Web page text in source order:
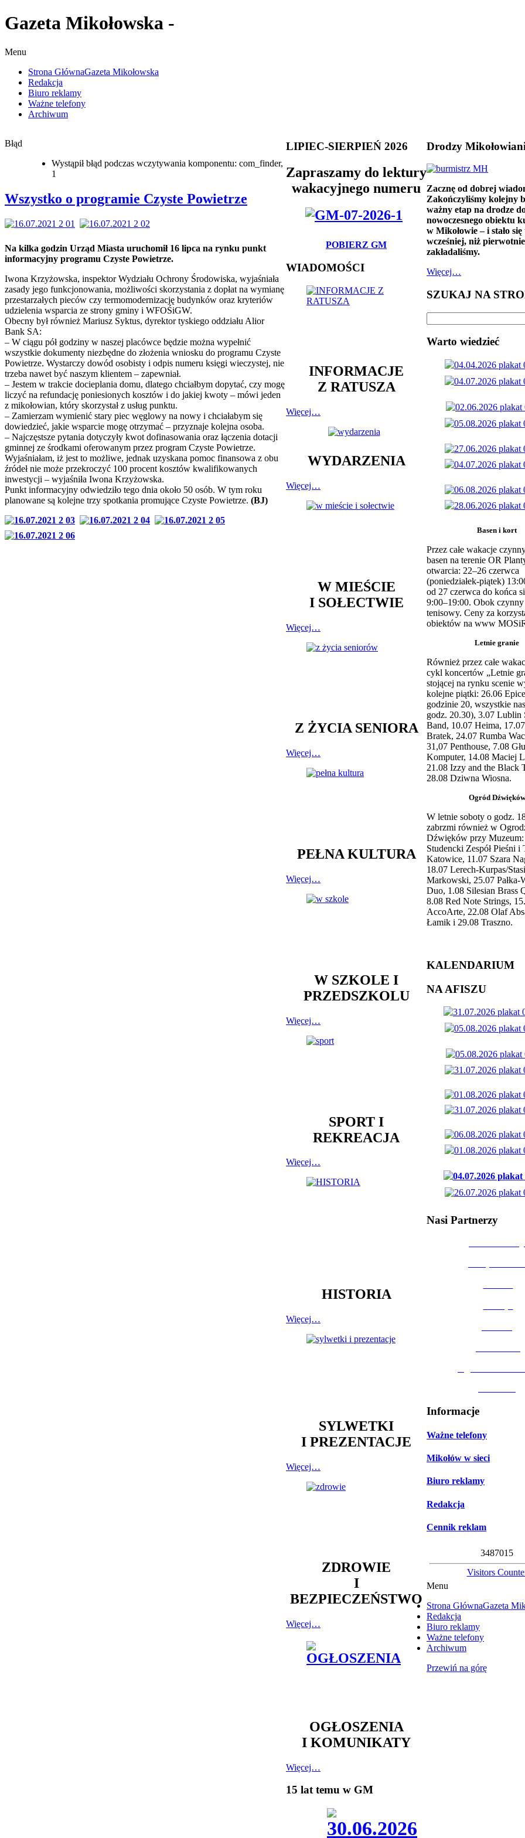
Gazeta Mikołowska -
Menu
Strona GłównaGazeta Mikołowska
Redakcja
Biuro reklamy
Ważne telefony
Archiwum
Błąd
Wystąpił błąd podczas wczytywania komponentu: com_finder,
1
Wszystko o programie Czyste Powietrze
Na kilka godzin Urząd Miasta uruchomił 16 lipca na rynku punkt
informacyjny programu Czyste Powietrze.
Iwona Krzyżowska, inspektor Wydziału Ochrony Środowiska, wyjaśniała
zasady jego funkcjonowania, możliwości skorzystania z dopłat na wymianę
przestarzałych pieców czy termomodernizację budynków oraz kryteriów
udzielenia wsparcia ze strony gminy i WFOŚiGW.
Obecny był również Mariusz Syktus, dyrektor tyskiego oddziału Alior
Bank SA:
– W ciągu pół godziny w naszej placówce będzie można wypełnić
wszystkie dokumenty niezbędne do złożenia wniosku do programu Czyste
Powietrze. Wystarczy dowód osobisty i odpis numeru księgi wieczystej, nie
trzeba nawet być naszym klientem – zapewniał.
– Jestem w trakcie docieplania domu, dlatego chciałbym dopytać, czy mogę
liczyć na refundację poniesionych kosztów i do jakiej kwoty – mówi jeden
z mikołowian, który skorzystał z usług punktu.
– Zamierzam wymienić stary piec węglowy na nowy i chciałabym się
dowiedzieć, jakie wsparcie mogę otrzymać – przyznaje kolejna osoba.
– Najczęstsze pytania dotyczyły kwot dofinasowania oraz łączenia dotacji
gminnej ze środkami oferowanym przez program Czyste Powietrze.
Wyjaśniałam, iż jest to możliwe, jednak uzyskana pomoc finansowa z obu
źródeł nie może przekroczyć 100 procent kosztów kwalifikowanych
inwestycji – wyjaśniła Iwona Krzyżowska.
Punkt informacyjny odwiedziło tego dnia około 50 osób. W tym roku
planowane są kolejne trzy spotkania promujące Czyste Powietrze. (BJ)
LIPIEC-SIERPIEŃ 2026
Zapraszamy do lektury
wakacyjnego numeru
POBIERZ GM
WIADOMOŚCI
INFORMACJE
Z RATUSZA
Więcej…
WYDARZENIA
Więcej…
W MIEŚCIE
I SOŁECTWIE
Więcej…
Z ŻYCIA SENIORA
Więcej…
PEŁNA KULTURA
Więcej…
W SZKOLE I
PRZEDSZKOLU
Więcej…
SPORT I
REKREACJA
Więcej…
HISTORIA
Więcej…
SYLWETKI
I PREZENTACJE
Więcej…
ZDROWIE
I
BEZPIECZEŃSTWO
Więcej…
OGŁOSZENIA
I KOMUNIKATY
Więcej…
15 lat temu w GM
Drodzy
Zacznę od dobrej
Zakończyliśmy kolejny
ważny etap na drodze
nowoczesnego obiektu
w Mikołowie – i stało się
wcześniej, niż pierwotnie
zakładaliśmy.
Więcej…
SZUKAJ NA
Warto wiedzieć
Basen i kort
Przez całe wakacje
basen na terenie OR
otwarcia: 22–26 czerwca
(poniedziałek-piątek)
od 27 czerwca do końca
9:00–19:00. Obok
tenisowy. Ceny za
obiektów na www
Letnie granie
Również przez całe
cykl koncertów „Letnie
stojącej na rynku scenie
kolejne piątki: 26.06
godzinie 20, wszystkie
godz. 20.30), 3.07 Lublin
Band, 10.07 Heima,
Bratek, 24.07 Rumba
31,07 Penthouse, 7.08
Komputer, 14.08 Maciej
21.08 Izzy and the Black
28.08 Dziwna Wiosna.
Ogród Dźwięków
W letnie soboty o godz.
zabrzmi również w
Dźwięków przy
Studencki Zespół Pieśni i
Katowice, 11.07 Szara
18.07 Lerech-Kurpas/
Markowski, 25.07 Pałka-
Duo, 1.08 Silesian Brass
8.08 Red Note Strings,
AccoArte, 22.08 Olaf
Łamik i 29.08 Traszno.
KALENDARIUM
NA AFISZU
Nasi Partnerzy
Informacje
Ważne telefony
Mikołów w sieci
Biuro reklamy
Redakcja
Cennik reklam
348701 5
Visitors
Menu
Strona GłównaGazeta
Redakcja
Biuro reklamy
Ważne telefony
Archiwum
Przewiń na górę